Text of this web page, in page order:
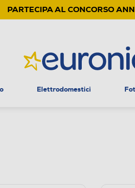
PARTECIPA AL CONCORSO
Elettrodomestici